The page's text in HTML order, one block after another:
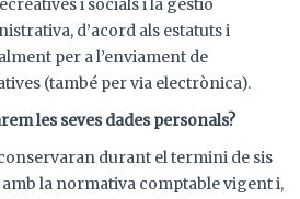
i socials i la gestió
d’acord als estatuts i
per a l’enviament de
(també per via electrònica).
les seves dades personals?
durant el termini de sis
la normativa comptable vigent i,